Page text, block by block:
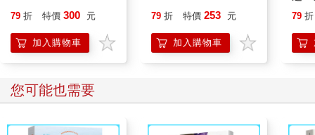
79 折 特價 300 元
加入購物車
79 折 特價 253 元
加入購物車
79 折
您可能也需要